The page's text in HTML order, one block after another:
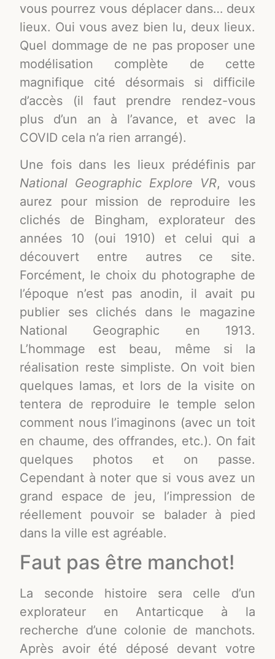
vous pourrez vous déplacer dans… deux
lieux. Oui vous avez bien lu, deux lieux.
Quel dommage de ne pas proposer une
modélisation complète de cette
magnifique cité désormais si difficile
d’accès (il faut prendre rendez-vous
plus d’un an à l’avance, et avec la
COVID cela n’a rien arrangé).
Une fois dans les lieux prédéfinis par
National Geographic Explore VR, vous
aurez pour mission de reproduire les
clichés de Bingham, explorateur des
années 10 (oui 1910) et celui qui a
découvert entre autres ce site.
Forcément, le choix du photographe de
l’époque n’est pas anodin, il avait pu
publier ses clichés dans le magazine
National Geographic en 1913.
L’hommage est beau, même si la
réalisation reste simpliste. On voit bien
quelques lamas, et lors de la visite on
tentera de reproduire le temple selon
comment nous l’imaginons (avec un toit
en chaume, des offrandes, etc.). On fait
quelques photos et on passe.
Cependant à noter que si vous avez un
grand espace de jeu, l’impression de
réellement pouvoir se balader à pied
dans la ville est agréable.
Faut pas être manchot!
La seconde histoire sera celle d’un
explorateur en Antarticque à la
recherche d’une colonie de manchots.
Après avoir été déposé devant votre